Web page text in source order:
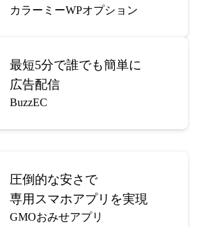
カラーミーWPオプション
最短5分で誰でも簡単に
広告配信
BuzzEC
圧倒的な安さで
専用スマホアプリを実現
GMOおみせアプリ